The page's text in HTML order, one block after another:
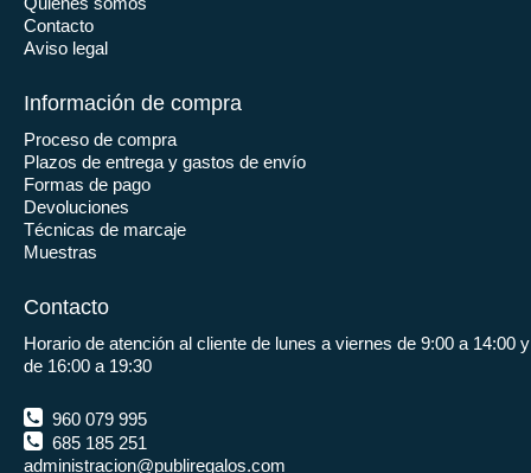
Contacto
Aviso legal
Información de compra
Proceso de compra
Plazos de entrega y gastos de envío
Formas de pago
Devoluciones
Técnicas de marcaje
Muestras
Contacto
Horario de atención al cliente de lunes a viernes de 9:00 a 14:00 y
de 16:00 a 19:30
960 079 995
685 185 251
administracion@publiregalos.com